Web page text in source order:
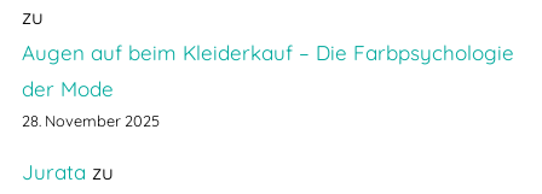
zu
Augen auf beim Kleiderkauf – Die Farbpsychologie
der Mode
28. November 2025
Jurata zu